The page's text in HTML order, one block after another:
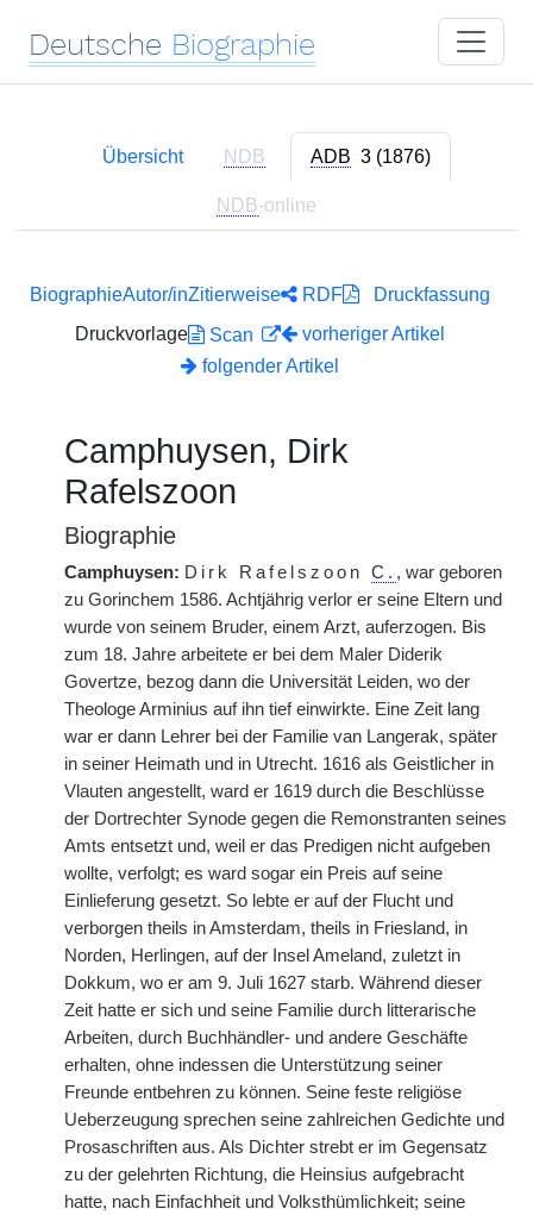
Deutsche Biographie
Übersicht NDB ADB 3 (1876)
NDB-online
BiographieAutor/inZitierweise RDF
Druckfassung
Druckvorlage
Scan
vorheriger Artikel
folgender Artikel
Camphuysen, Dirk
Rafelszoon
Biographie
Camphuysen: Dirk Rafelszoon C. , war geboren
zu Gorinchem 1586. Achtjährig verlor er seine Eltern und
wurde von seinem Bruder, einem Arzt, auferzogen. Bis
zum 18. Jahre arbeitete er bei dem Maler Diderik
Govertze, bezog dann die Universität Leiden, wo der
Theologe Arminius auf ihn tief einwirkte. Eine Zeit lang
war er dann Lehrer bei der Familie van Langerak, später
in seiner Heimath und in Utrecht. 1616 als Geistlicher in
Vlauten angestellt, ward er 1619 durch die Beschlüsse
der Dortrechter Synode gegen die Remonstranten seines
Amts entsetzt und, weil er das Predigen nicht aufgeben
wollte, verfolgt; es ward sogar ein Preis auf seine
Einlieferung gesetzt. So lebte er auf der Flucht und
verborgen theils in Amsterdam, theils in Friesland, in
Norden, Herlingen, auf der Insel Ameland, zuletzt in
Dokkum, wo er am 9. Juli 1627 starb. Während dieser
Zeit hatte er sich und seine Familie durch litterarische
Arbeiten, durch Buchhändler- und andere Geschäfte
erhalten, ohne indessen die Unterstützung seiner
Freunde entbehren zu können. Seine feste religiöse
Ueberzeugung sprechen seine zahlreichen Gedichte und
Prosaschriften aus. Als Dichter strebt er im Gegensatz
zu der gelehrten Richtung, die Heinsius aufgebracht
hatte, nach Einfachheit und Volksthümlichkeit; seine